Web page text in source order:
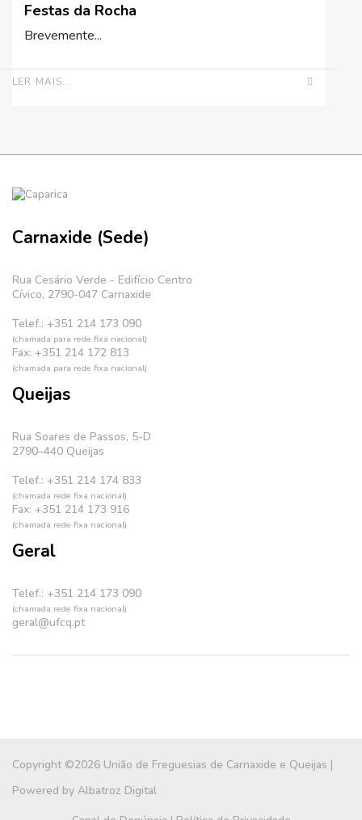
Festas da Rocha
Brevemente...
LER MAIS...
Carnaxide (Sede)
Rua Cesário Verde - Edifício Centro
Cívico, 2790-047 Carnaxide
Telef.: +351 214 173 090
(chamada para rede fixa nacional)
Fax: +351 214 172 813
(chamada para rede fixa nacional)
Queijas
Rua Soares de Passos, 5-D
2790–440 Queijas
Telef.: +351 214 174 833
(chamada rede fixa nacional)
Fax: +351 214 173 916
(chamada rede fixa nacional)
Geral
Telef.: +351 214 173 090
(chamada rede fixa nacional)
geral@ufcq.pt
Copyright ©2026 União de Freguesias de Carnaxide e Queijas |
Powered by Albatroz Digital